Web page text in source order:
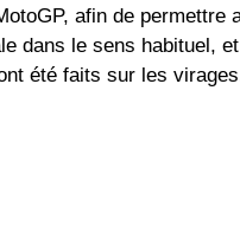
afin de permettre
dans le sens habituel,
été faits sur les